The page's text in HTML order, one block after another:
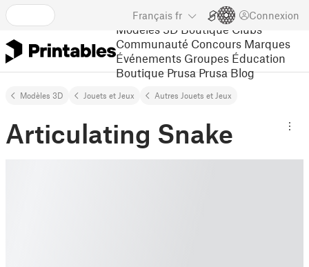
Français fr Connexion
Modèles 3D Boutique Clubs
Communauté Concours Marques
Événements Groupes Éducation
Boutique Prusa Prusa Blog
Modèles 3D Jouets et Jeux Autres Jouets et Jeux
Articulating Snake